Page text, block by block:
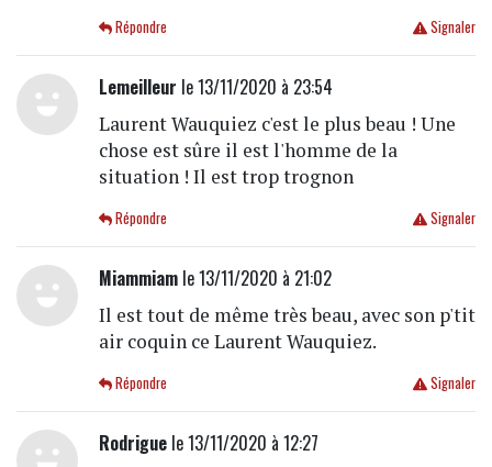
Signaler
Répondre
Lemeilleur le 13/11/2020 à 23:54
Laurent Wauquiez c'est le plus beau ! Une
chose est sûre il est l'homme de la
situation ! Il est trop trognon
Signaler
Répondre
Miammiamle 13/11/2020 à 21:02
Il est tout de même très beau, avec son p'tit
air coquin ce Laurent Wauquiez.
Signaler
Répondre
Rodriguele 13/11/2020 à 12:27